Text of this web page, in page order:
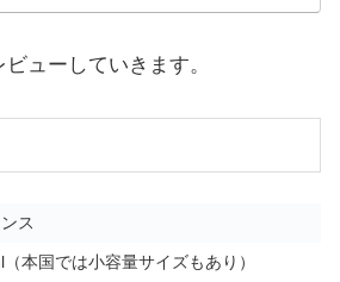
ューしていきます。
ス
本国では小容量サイズもあり）